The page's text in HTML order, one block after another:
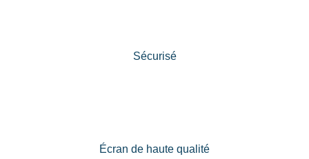
Sécurisé
Écran de haute qualité